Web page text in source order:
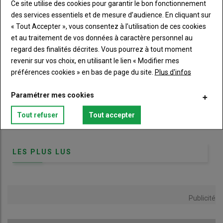
agriculture : lecampagnol des champs(Microtus arvalis) et le
campagnol terrestreou rat taupier (Arvicola amphibius). Les
rongeurs ont une reproduction presque sans limites et, en plus,
ils présentent des variations cycliques avec, certaines années,
de très hauts niveaux de populations. Pour maintenir un
nécessaire équilibre, ils sont la proie d’un grand nombre de
prédateurs dont le renard. Un renard adulte consomme ainsi en
a une famille à nourrir, il faut multiplier ce chiffre ! Et s’il y a une
proportion importante de campagnols sur un territoire, les
renards vont se focaliser dessus. Voici donc un atout majeur du
prédateur en milieu agricole.
LES PLUS LUS
Publicité
Ce site utilise des cookies pour garantir le bon fonctionnement
des services essentiels et de mesure d’audience. En cliquant sur
« Tout Accepter », vous consentez à l’utilisation de ces cookies
et au traitement de vos données à caractère personnel au
regard des finalités décrites. Vous pourrez à tout moment
revenir sur vos choix, en utilisant le lien « Modifier mes
préférences cookies » en bas de page du site. Plus d'infos
Paramétrer mes cookies
Tout refuser Tout accepter